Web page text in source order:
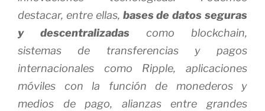
destacar, entre ellas, bases de datos seguras
y descentralizadas como blockchain,
sistemas de transferencias y pagos
internacionales como Ripple, aplicaciones
móviles con la función de monederos y
medios de pago, alianzas entre grandes